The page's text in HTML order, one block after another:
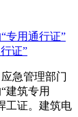
证”
急管理部门
建筑专用
工证。建筑电